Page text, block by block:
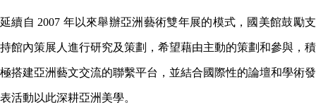
延續自 2007 年以來舉辦亞洲藝術雙年展的模式，國美館鼓勵支
持館內策展人進行研究及策劃，希望藉由主動的策劃和參與，積
極搭建亞洲藝文交流的聯繫平台，並結合國際性的論壇和學術發
表活動以此深耕亞洲美學。